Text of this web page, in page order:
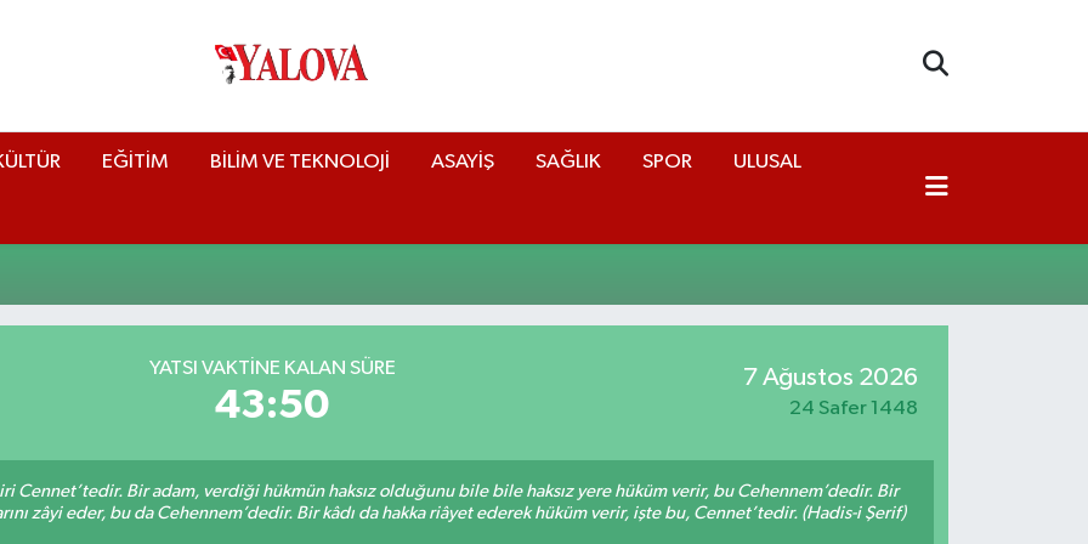
EĞİTİM BİLİM VE TEKNOLOJİ ASAYİŞ SAĞLIK SPOR ULUSAL
YATSI VAKTİNE KALAN SÜRE
43:49
7 Ağustos 2026
24 Safer 1448
Cennet’tedir. Bir adam, verdiği hükmün haksız olduğunu bile bile haksız yere hüküm verir, bu Cehennem’dedir. Bir
zâyi eder, bu da Cehennem’dedir. Bir kâdı da hakka riâyet ederek hüküm verir, işte bu, Cennet’tedir. (Hadis-i Şerif)